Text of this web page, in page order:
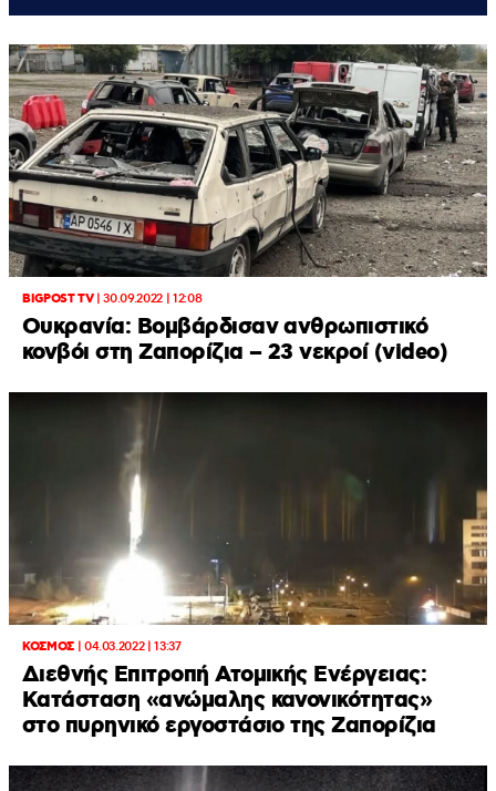
BIGPOST TV|30.09.2022 | 12:08
Ουκρανία: Βομβάρδισαν ανθρωπιστικό
κονβόι στη Ζαπορίζια – 23 νεκροί (video)
ΚΟΣΜΟΣ| 04.03.2022 | 13:37
Διεθνής Επιτροπή Ατομικής Ενέργειας:
Κατάσταση «ανώμαλης κανονικότητας»
στο πυρηνικό εργοστάσιο της Ζαπορίζια